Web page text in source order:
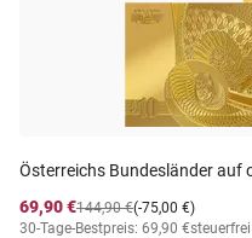
Österreichs Bundesländer auf
69,90 €
(-75,00 €)
144,90 €
30-Tage-Bestpreis: 69,90 €steuerfrei